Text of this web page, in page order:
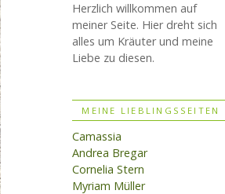
Herzlich willkommen auf
meiner Seite. Hier dreht sich
alles um Kräuter und meine
Liebe zu diesen.
MEINE LIEBLINGSSEITEN
Camassia
Andrea Bregar
Cornelia Stern
Myriam Müller